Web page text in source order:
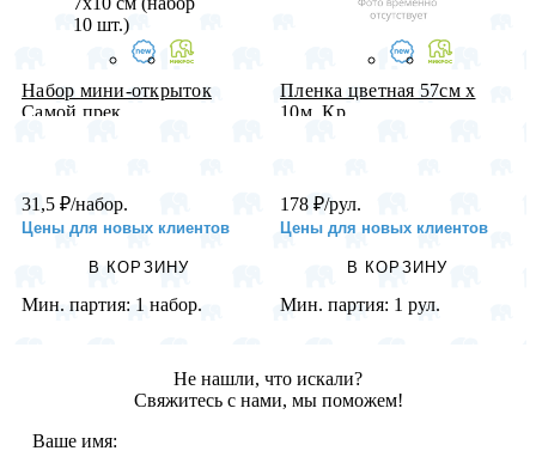
Набор мини-открыток
Самой прек...
31,5 ₽/набор.
Цены для новых клиентов
В КОРЗИНУ
Мин. партия: 1 набор.
Пленка цветная 57см х
10м, Кр...
178 ₽/рул.
Цены для новых клиентов
В КОРЗИНУ
Мин. партия: 1 рул.
Не нашли, что искали?
Свяжитесь с нами, мы поможем!
Ваше имя: